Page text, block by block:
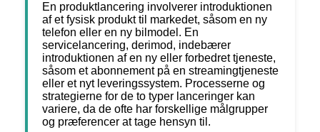
En produktlancering involverer introduktionen
af et fysisk produkt til markedet, såsom en ny
telefon eller en ny bilmodel. En
servicelancering, derimod, indebærer
introduktionen af en ny eller forbedret tjeneste,
såsom et abonnement på en streamingtjeneste
eller et nyt leveringssystem. Processerne og
strategierne for de to typer lanceringer kan
variere, da de ofte har forskellige målgrupper
og præferencer at tage hensyn til.